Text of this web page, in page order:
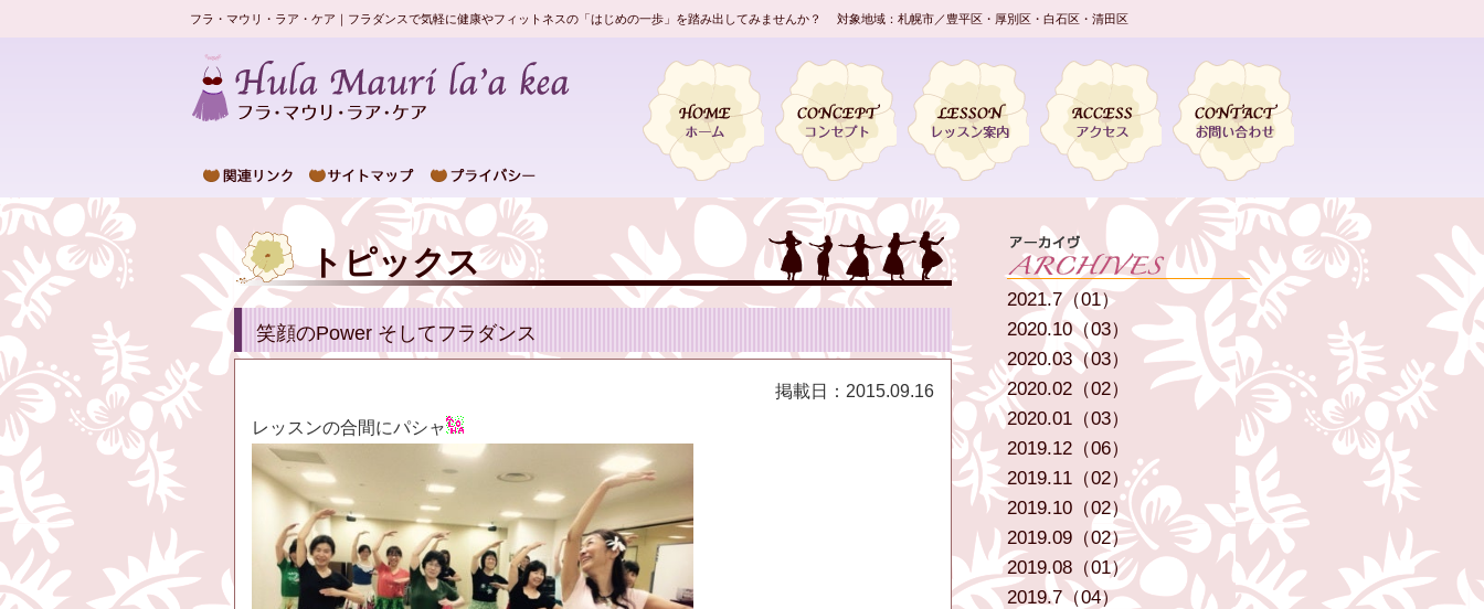
フラ・マウリ・ラア・ケア｜フラダンスで気軽に健康やフィットネスの「はじめの一歩」を踏み出してみませんか？ 対象地域：札幌市／豊平区・厚別区・白石区・清田区
トピックス
笑顔のPower そしてフラダンス
掲載日： 2015.09.16
レッスンの合間にパシャ
2021.7（01）
2020.10（03）
2020.03（03）
2020.02（02）
2020.01（03）
2019.12（06）
2019.11（02）
2019.10（02）
2019.09（02）
2019.08（01）
2019.7（04）